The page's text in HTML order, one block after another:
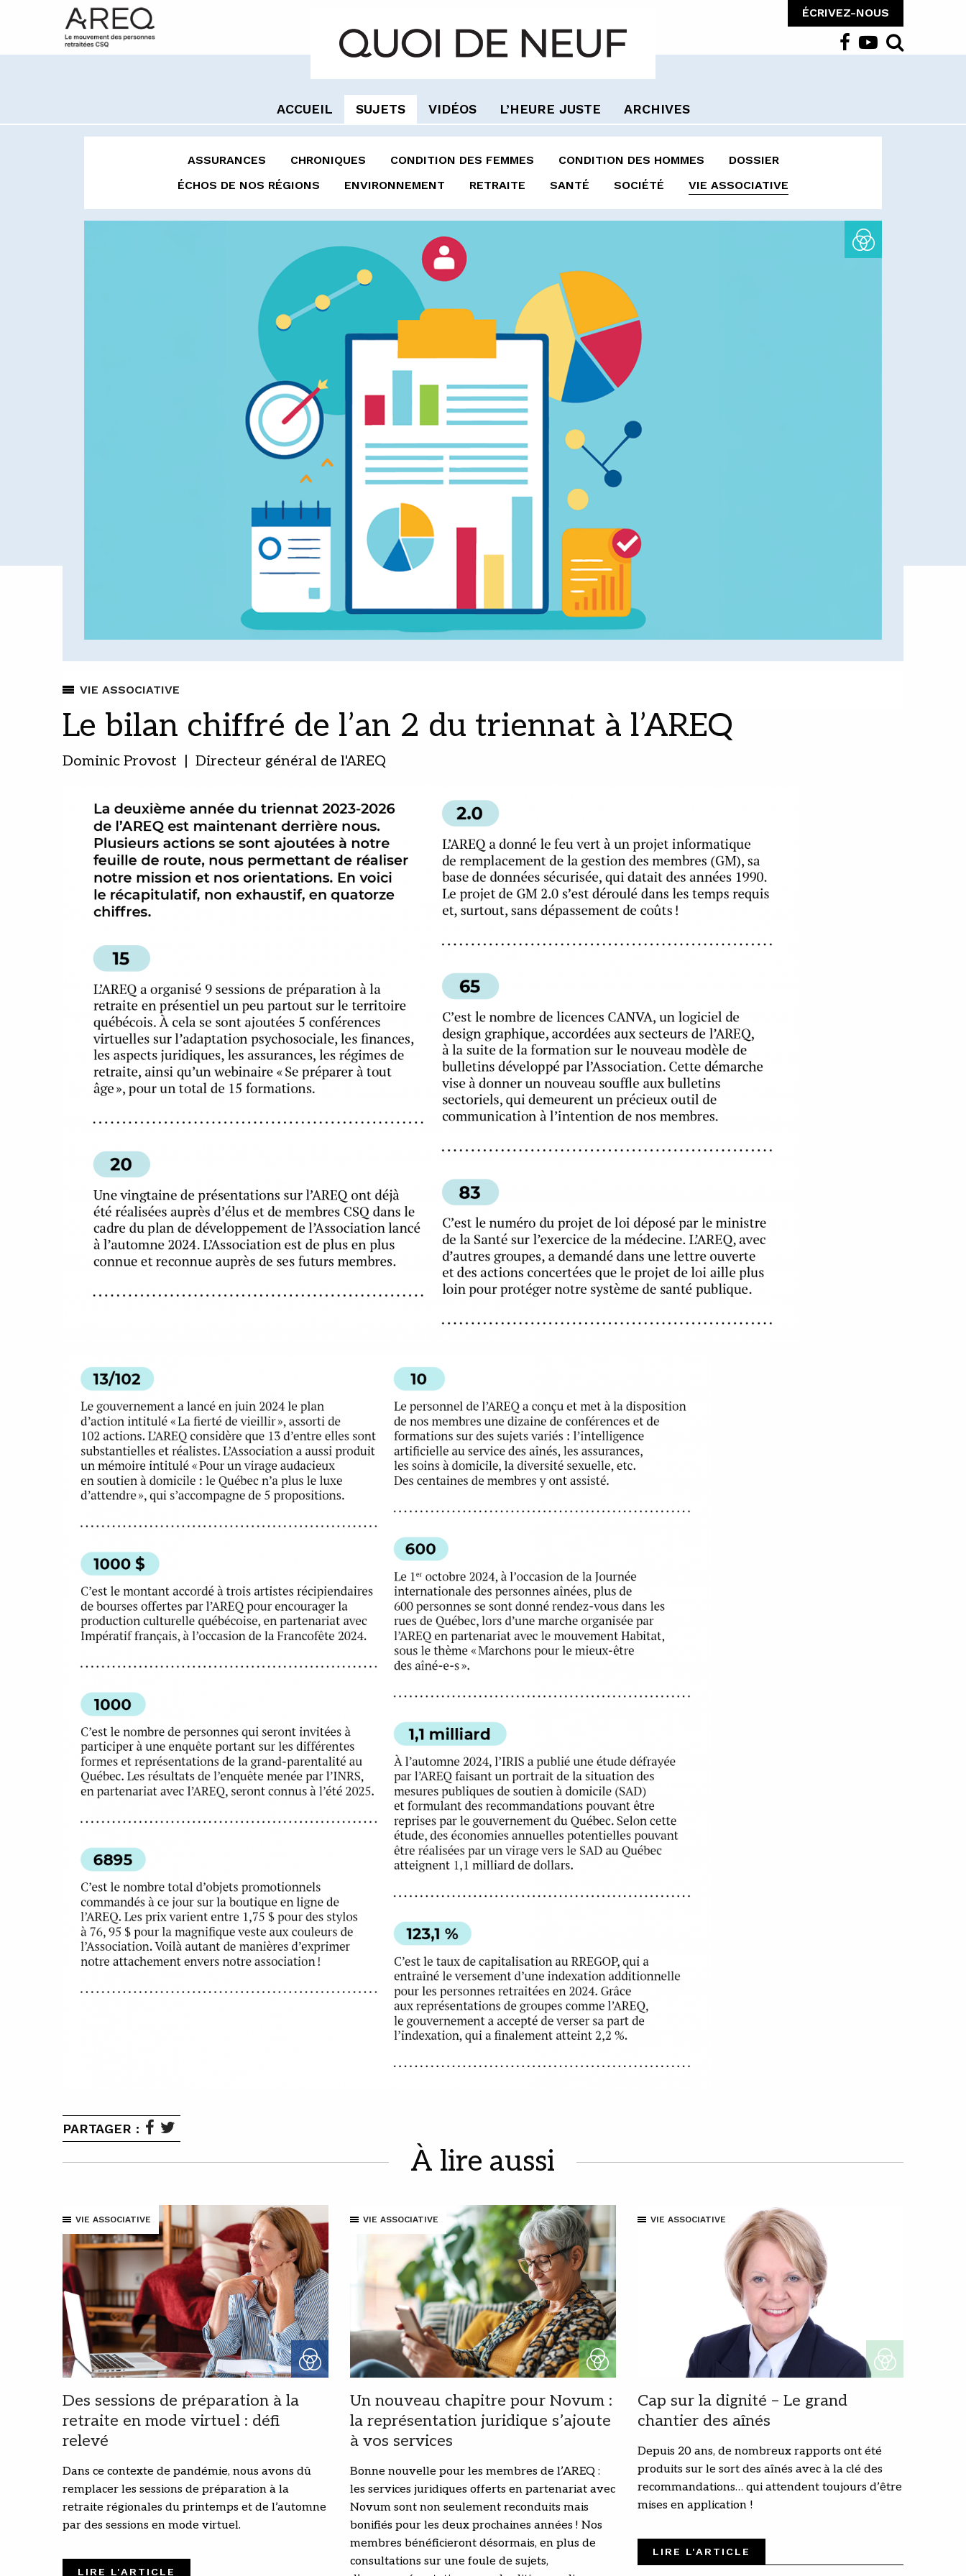
ÉCRIVEZ-NOUS
ACCUEIL SUJETS VIDÉOS L’HEURE JUSTE ARCHIVES
ASSURANCES CHRONIQUES CONDITION DES FEMMES CONDITION DES HOMMES
DOSSIER
ÉCHOS DE NOS RÉGIONS
ENVIRONNEMENT RETRAITE SANTÉ SOCIÉTÉ VIE ASSOCIATIVE
VIE ASSOCIATIVE
Le bilan chiffré de l’an 2 du triennat à l’AREQ
Dominic Provost | Directeur général de l'AREQ
PARTAGER :
À lire aussi
VIE ASSOCIATIVE
Des sessions de préparation à la
retraite en mode virtuel : défi
relevé
Dans ce contexte de pandémie, nous avons dû
remplacer les sessions de préparation à la
retraite régionales du printemps et de l’automne
par des sessions en mode virtuel.
LIRE L'ARTICLE
VIE ASSOCIATIVE
Un nouveau chapitre pour Novum :
la représentation juridique s’ajoute
à vos services
Bonne nouvelle pour les membres de l’AREQ :
les services juridiques offerts en partenariat avec
Novum sont non seulement reconduits mais
bonifiés pour les deux prochaines années ! Nos
membres bénéficieront désormais, en plus de
consultations sur une foule de sujets,
VIE ASSOCIATIVE
Cap sur la dignité – Le grand
chantier des aînés
Depuis 20 ans, de nombreux rapports ont été
produits sur le sort des aînés avec à la clé des
recommandations… qui attendent toujours d’être
mises en application !
LIRE L'ARTICLE